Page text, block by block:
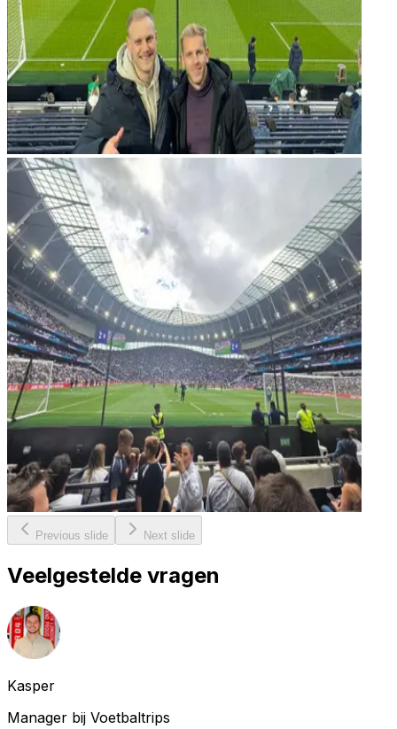
Previous slide Next slide
Veelgestelde vragen
Kasper
Manager bij Voetbaltrips